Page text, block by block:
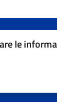
le
5 stelle su 5
su 5
su 5
5